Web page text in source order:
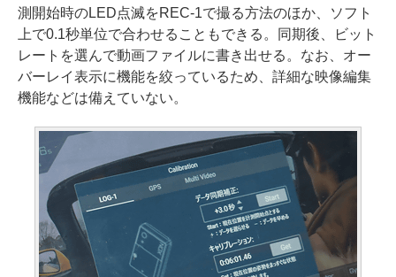
測開始時のLED点滅をREC-1で撮る方法のほか、ソフト
上で0.1秒単位で合わせることもできる。同期後、ビット
レートを選んで動画ファイルに書き出せる。なお、オー
バーレイ表示に機能を絞っているため、詳細な映像編集
機能などは備えていない。